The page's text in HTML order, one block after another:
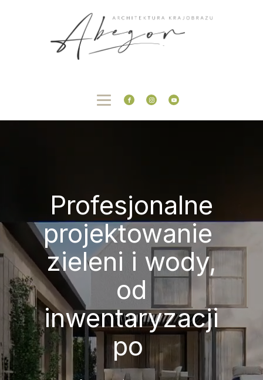
Profesjonalne
projektowanie
zieleni i wody,
od
inwentaryzacji
po